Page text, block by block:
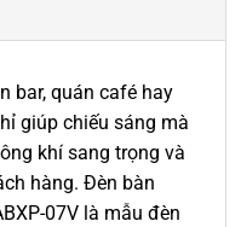
bar, quán café hay
giúp chiếu sáng mà
khí sang trọng và
hàng. Đèn bàn
07V là mẫu đèn